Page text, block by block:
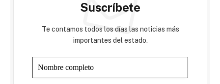
Suscríbete
Te contamos todos los días las noticias más
importantes del estado.